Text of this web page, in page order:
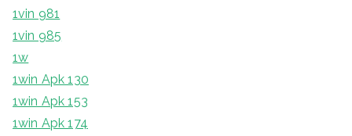
1vin 981
1vin 985
1w
1win Apk 130
1win Apk 153
1win Apk 174